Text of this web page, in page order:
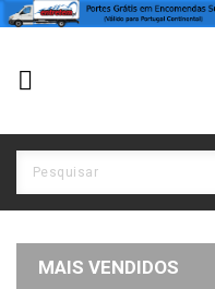

MAIS VENDIDOS